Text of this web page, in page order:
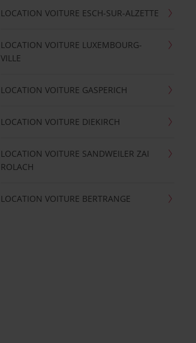
LOCATION VOITURE ESCH-SUR-ALZETTE
LOCATION VOITURE LUXEMBOURG-
VILLE
LOCATION VOITURE GASPERICH
LOCATION VOITURE DIEKIRCH
LOCATION VOITURE SANDWEILER ZAI
ROLACH
LOCATION VOITURE BERTRANGE